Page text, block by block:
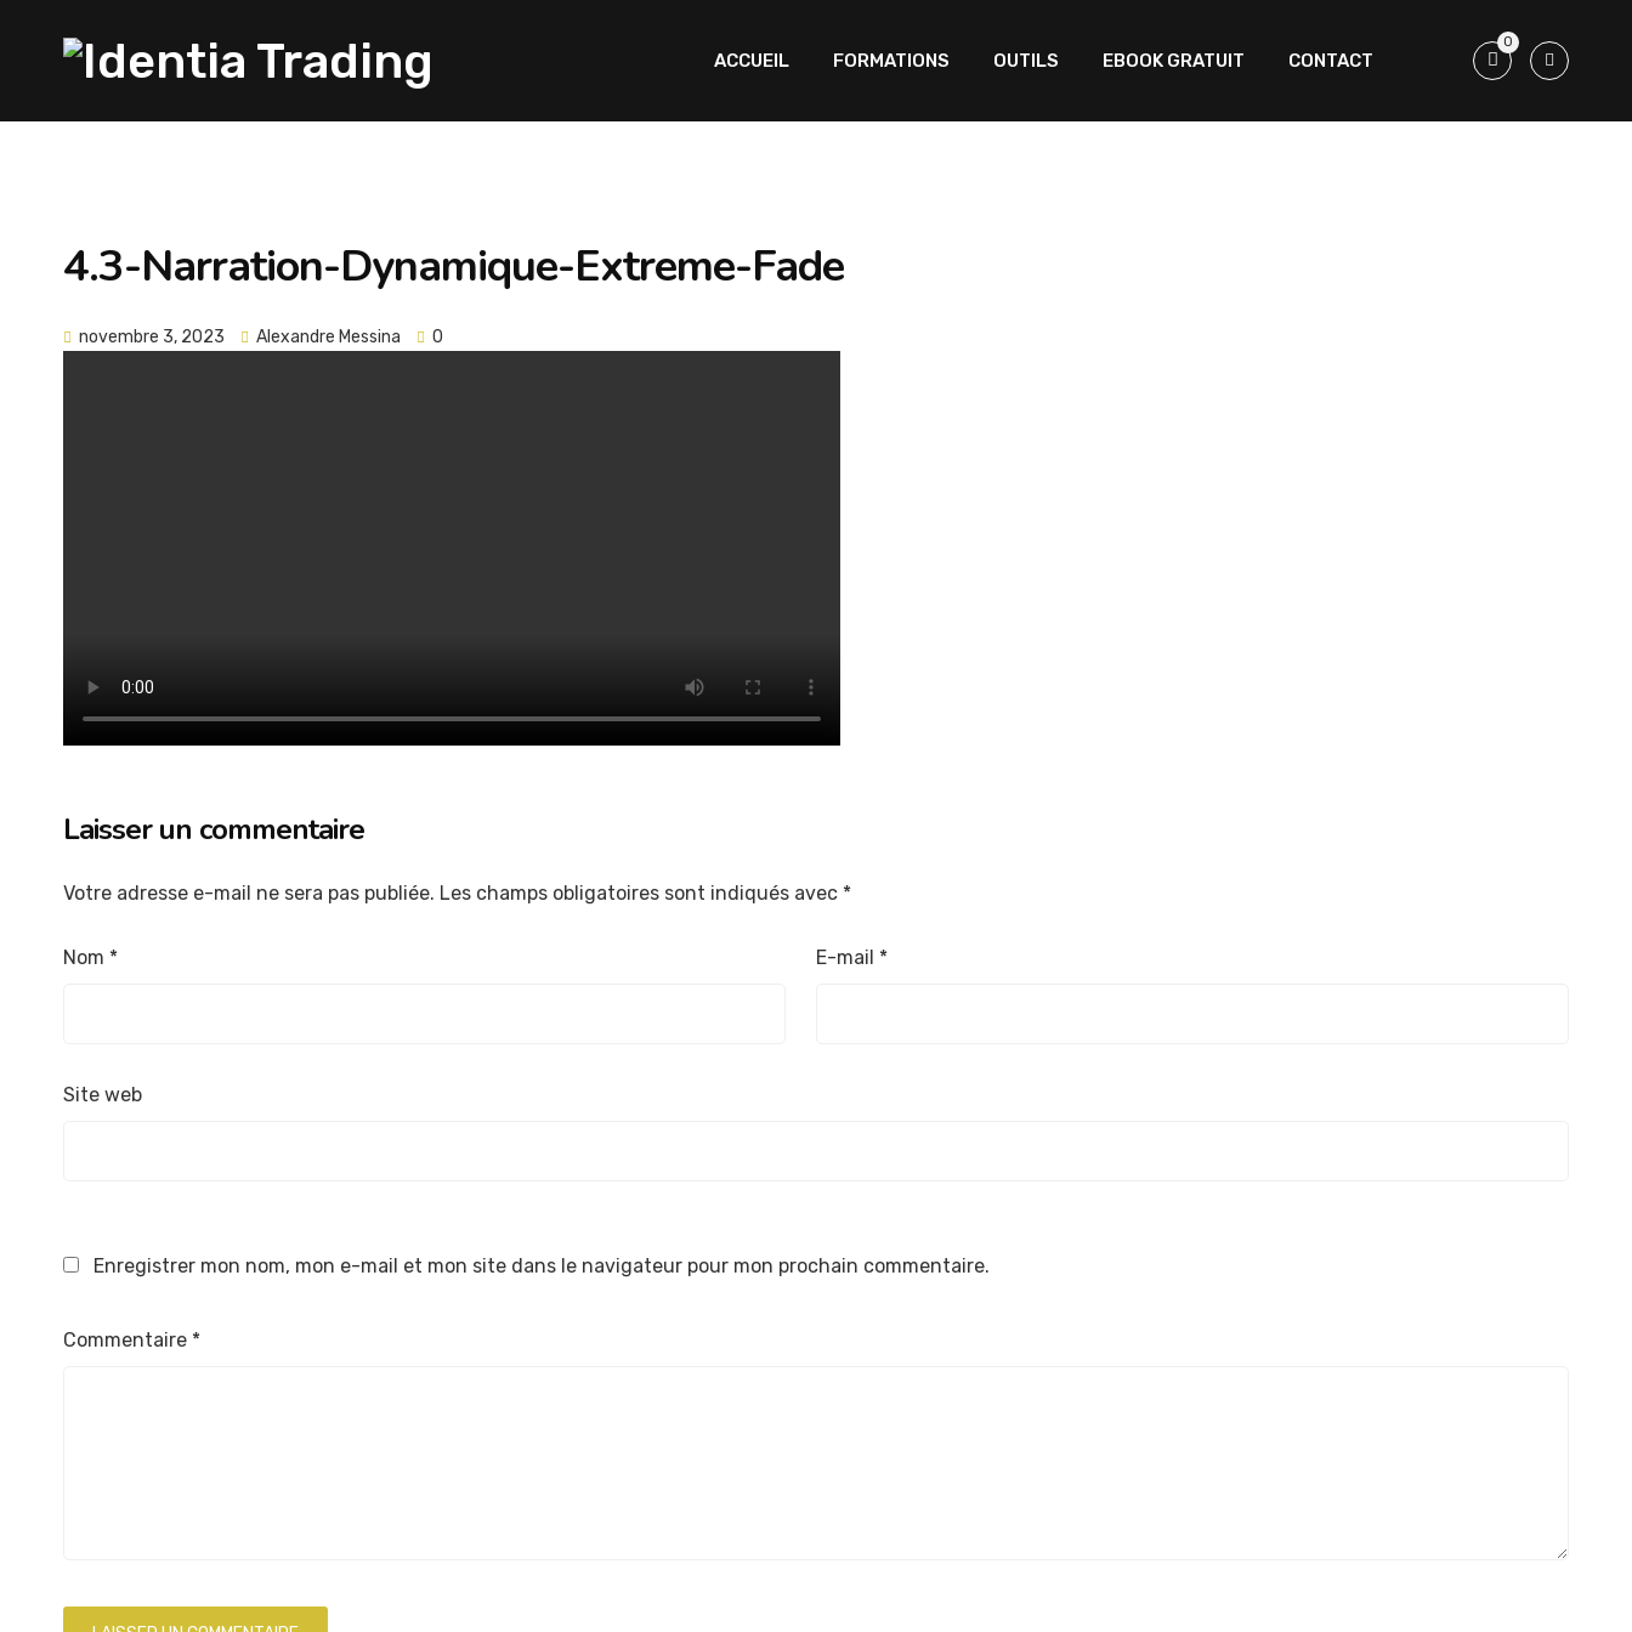
ACCUEIL FORMATIONS OUTILS EBOOK GRATUIT CONTACT
0
4.3-Narration-Dynamique-Extreme-Fade
novembre 3, 2023 Alexandre Messina 0
Laisser un commentaire
Votre adresse e-mail ne sera pas publiée. Les champs obligatoires sont indiqués avec *
Nom * E-mail *
Site web
Enregistrer mon nom, mon e-mail et mon site dans le navigateur pour mon prochain commentaire.
Commentaire *